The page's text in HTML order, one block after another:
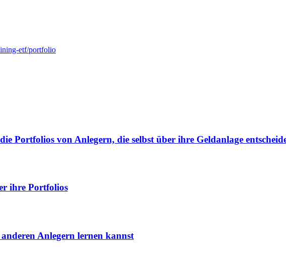
etf/portfolio
Portfolios von Anlegern, die selbst über ihre Geldanlage
ihre Portfolios
Anlegern lernen kannst